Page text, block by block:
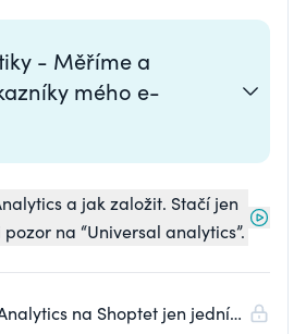
- Měříme a
mého e-
a jak založit. Stačí jen
na “Universal analytics”.
na Shoptet jen jedním